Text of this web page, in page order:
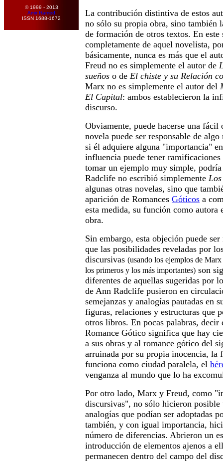
© 1999 - 2013
Amir Hamed
ISSN 1688-1672
La contribución distintiva de estos
no sólo su propia obra, sino también
de formación de otros textos. En
completamente de aquel novelista,
básicamente, nunca es más que el
Freud no es simplemente el autor de
sueños o de El chiste y su Relación
Marx no es simplemente el autor del
El Capital: ambos establecieron la
discurso.
Obviamente, puede hacerse una
novela puede ser responsable de
si él adquiere alguna "importancia"
influencia puede tener
tomar un ejemplo muy simple,
Radclife no escribió simplemente
algunas otras novelas, sino que
aparición de Romances Góticos a
esta medida, su función como autora
obra.
Sin embargo, esta objeción puede
que las posibilidades reveladas por
discursivas (usando los ejemplos de
los primeros y los más importantes) son
diferentes de aquellas sugeridas por
de Ann Radclife pusieron en
semejanzas y analogías pautadas en
figuras, relaciones y estructuras que
otros libros. En pocas palabras,
Romance Gótico significa que hay
a sus obras y al romance gótico del
arruinada por su propia inocencia, la
funciona como ciudad paralela, el
venganza al mundo que lo ha
Por otro lado, Marx y Freud, como
discursivas", no sólo hicieron posible
analogías que podían ser adoptadas
también, y con igual importancia,
número de diferencias. Abrieron un
introducción de elementos ajenos a
permanecen dentro del campo del